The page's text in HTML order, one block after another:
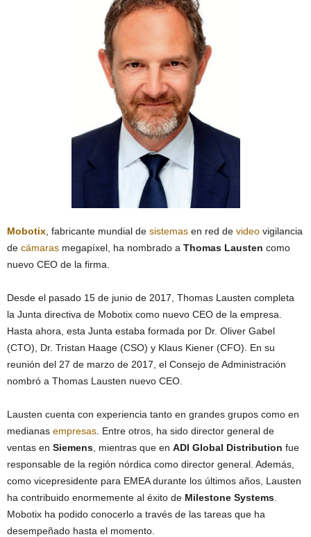
Mobotix , fabricante mundial de sistemas en red de video vigilancia
de cámaras megapíxel, ha nombrado a Thomas Lausten como
nuevo CEO de la firma.
Desde el pasado 15 de junio de 2017, Thomas Lausten completa
la Junta directiva de Mobotix como nuevo CEO de la empresa.
Hasta ahora, esta Junta estaba formada por Dr. Oliver Gabel
(CTO), Dr. Tristan Haage (CSO) y Klaus Kiener (CFO). En su
reunión del 27 de marzo de 2017, el Consejo de Administración
nombró a Thomas Lausten nuevo CEO.
Lausten cuenta con experiencia tanto en grandes grupos como en
medianas empresas . Entre otros, ha sido director general de
ventas en Siemens , mientras que en ADI Global Distribution fue
responsable de la región nórdica como director general. Además,
como vicepresidente para EMEA durante los últimos años, Lausten
ha contribuido enormemente al éxito de Milestone Systems
Mobotix ha podido conocerlo a través de las tareas que ha
desempeñado hasta el momento.